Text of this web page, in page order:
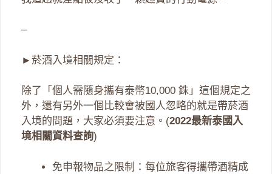
–
►菸酒入境相關規定：
除了「個人需隨身攜有泰幣10,000 銖」這個規定之
外，還有另外一個比較會被國人忽略的就是帶菸酒
入境的問題，大家必須要注意。(2022最新泰國入
境相關資料查詢)
免申報物品之限制：每位旅客得攜帶酒精成